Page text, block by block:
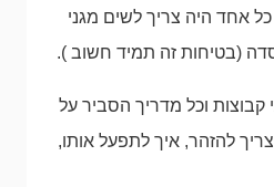
אחד היה צריך לשים מגני
(בטיחות זה תמיד חשוב ).
וכל מדריך הסביר על
להזהר, איך לתפעל אותו,